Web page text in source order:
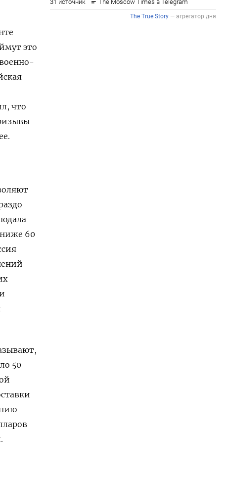
это
что
60
50